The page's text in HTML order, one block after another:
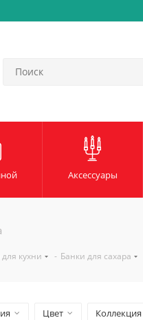
Аксессуары
кухни - Банки для сахара
Цвет Коллекция